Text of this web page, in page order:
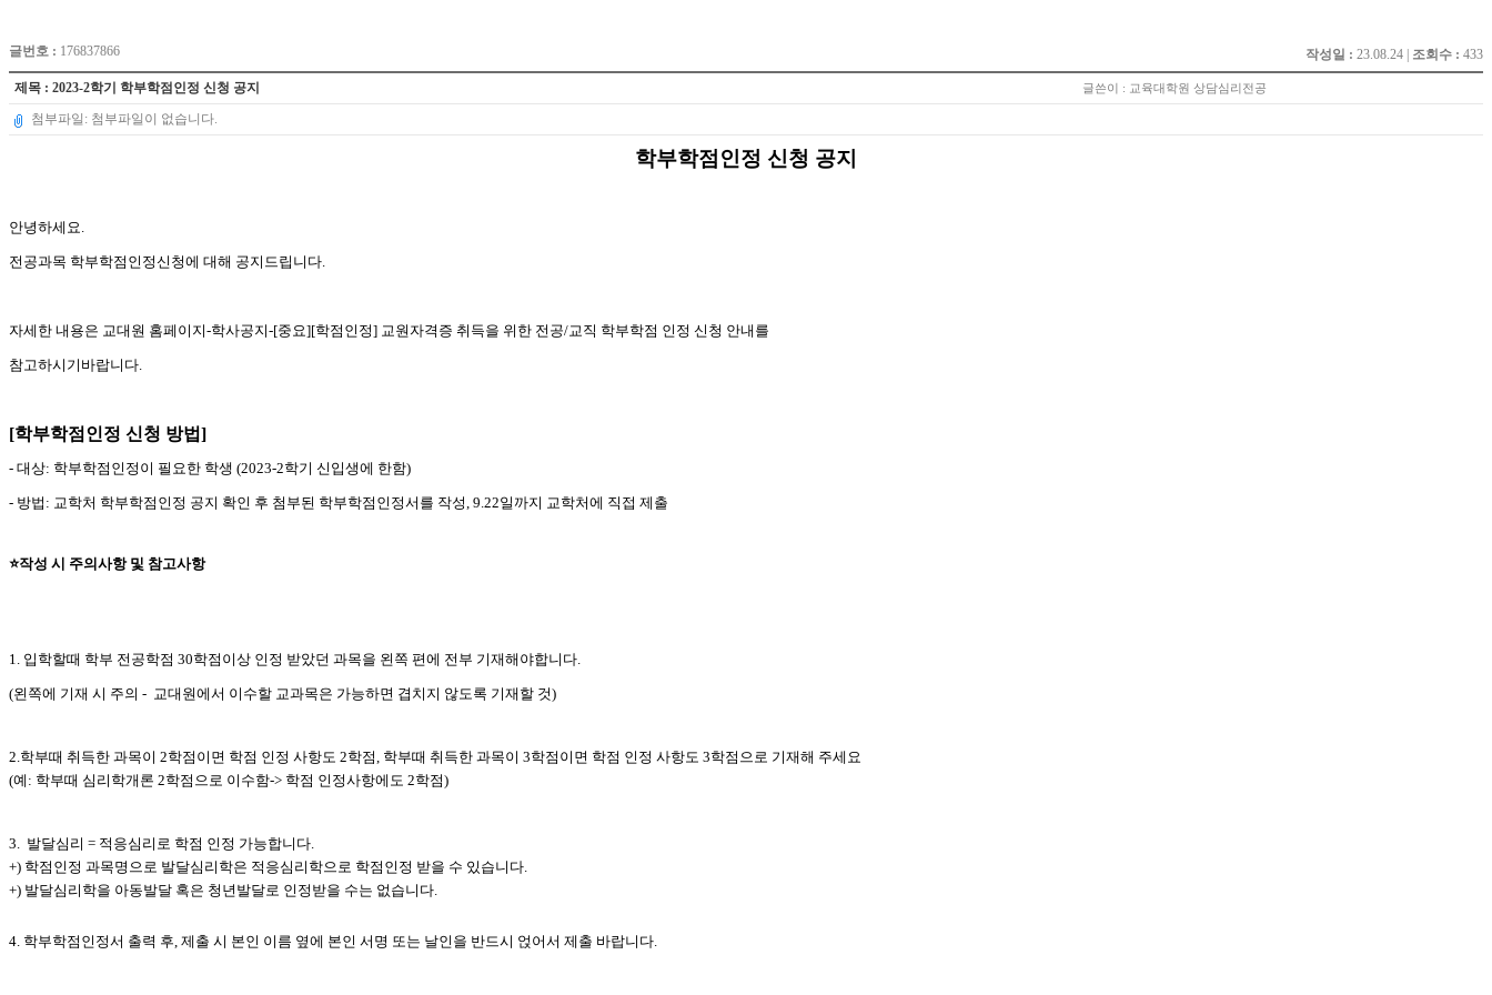
글번호 : 176837866 작성일 : 23.08.24 | 조회수 : 433
제목 : 2023-2학기 학부학점인정 신청 공지 글쓴이 : 교육대학원 상담심리전공
첨부파일: 첨부파일이 없습니다.
학부학점인정 신청 공지
안녕하세요.
전공과목 학부학점인정신청에 대해 공지드립니다.
자세한 내용은 교대원 홈페이지-학사공지-[중요][학점인정] 교원자격증 취득을 위한 전공/교직 학부학점 인정 신청 안내를
참고하시기바랍니다.
[학부학점인정 신청 방법]
- 대상: 학부학점인정이 필요한 학생 (2023-2학기 신입생에 한함)
- 방법: 교학처 학부학점인정 공지 확인 후 첨부된 학부학점인정서를 작성, 9.22일까지 교학처에 직접 제출
⭐️작성 시 주의사항 및 참고사항
1. 입학할때 학부 전공학점 30학점이상 인정 받았던 과목을 왼쪽 편에 전부 기재해야합니다.
(왼쪽에 기재 시 주의 - 교대원에서 이수할 교과목은 가능하면 겹치지 않도록 기재할 것)
2.학부때 취득한 과목이 2학점이면 학점 인정 사항도 2학점, 학부때 취득한 과목이 3학점이면 학점 인정 사항도 3학점으로 기재해 주세요
(예: 학부때 심리학개론 2학점으로 이수함-> 학점 인정사항에도 2학점)
3. 발달심리 = 적응심리로 학점 인정 가능합니다.
+) 학점인정 과목명으로 발달심리학은 적응심리학으로 학점인정 받을 수 있습니다.
+) 발달심리학을 아동발달 혹은 청년발달로 인정받을 수는 없습니다.
4. 학부학점인정서 출력 후, 제출 시 본인 이름 옆에 본인 서명 또는 날인을 반드시 얹어서 제출 바랍니다.